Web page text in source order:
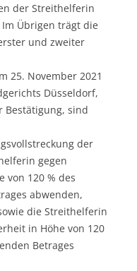
der Streithelferin
Übrigen trägt die
und zweiter
25. November 2021
Düsseldorf,
Bestätigung, sind
der
gegen
von 120 % des
abwenden,
die Streithelferin
in Höhe von 120
Betrages